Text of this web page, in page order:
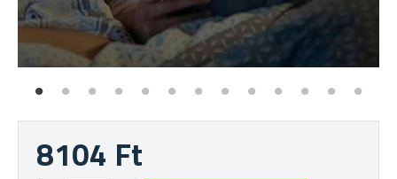
8104 Ft